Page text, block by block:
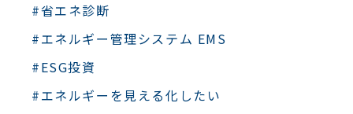
#省エネ診断
#エネルギー管理システム EMS
#ESG投資
#エネルギーを見える化したい